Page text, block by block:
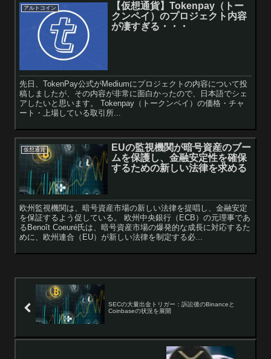
アルトコイン
【仮想通貨】Tokenpay（トー
クンペイ）のプロジェクト内容
が凄すぎる・・・
先日、TokenPay公式がMediumにプロジェクトの内容について投
稿しましたが、その内容が非常に面白かったので、日本語でシェ
アしたいと思います。 Tokenpay（トークンペイ）の価格・チャ
ート・上場している取引所...
仮想通貨
EUの監視機関が暗号資産のブー
ムを保護し、金融安定性を確保
するための新しい法律を求める
欧州監視機関は、暗号資産市場の新しい法律を提唱し、金融安定
を保証するよう促している。 欧州中央銀行（ECB）の元理事であ
るBenoît Coeuré氏は、暗号資産市場の爆発的な成長に対応するた
めに、欧州連合（EU）が新しい法律を制定する必...
SECの大量出金トリガー：訴訟後のBinanceと
Coinbaseの状況を展開